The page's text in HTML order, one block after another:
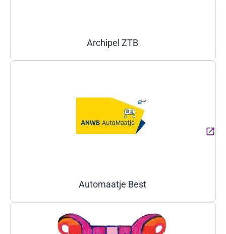
Archipel ZTB
Automaatje Best
(Deze link gaat naar een